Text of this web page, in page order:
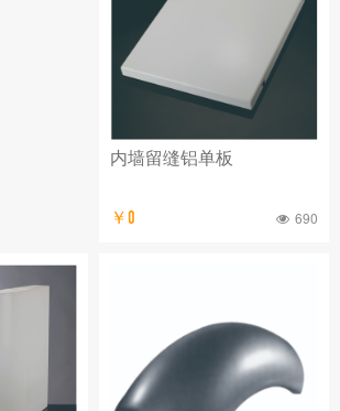
内墙留缝铝单板
￥0 690